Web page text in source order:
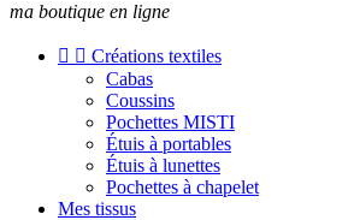
ma boutique en ligne
  Créations textiles
Cabas
Coussins
Pochettes MISTI
Étuis à portables
Étuis à lunettes
Pochettes à chapelet
Mes tissus